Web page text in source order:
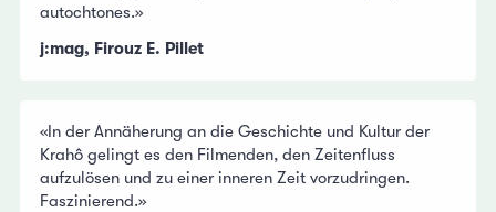
autochtones.»
j:mag, Firouz E. Pillet
«In der Annäherung an die Geschichte und Kultur der
Krahô gelingt es den Filmenden, den Zeitenfluss
aufzulösen und zu einer inneren Zeit vorzudringen.
Faszinierend.»